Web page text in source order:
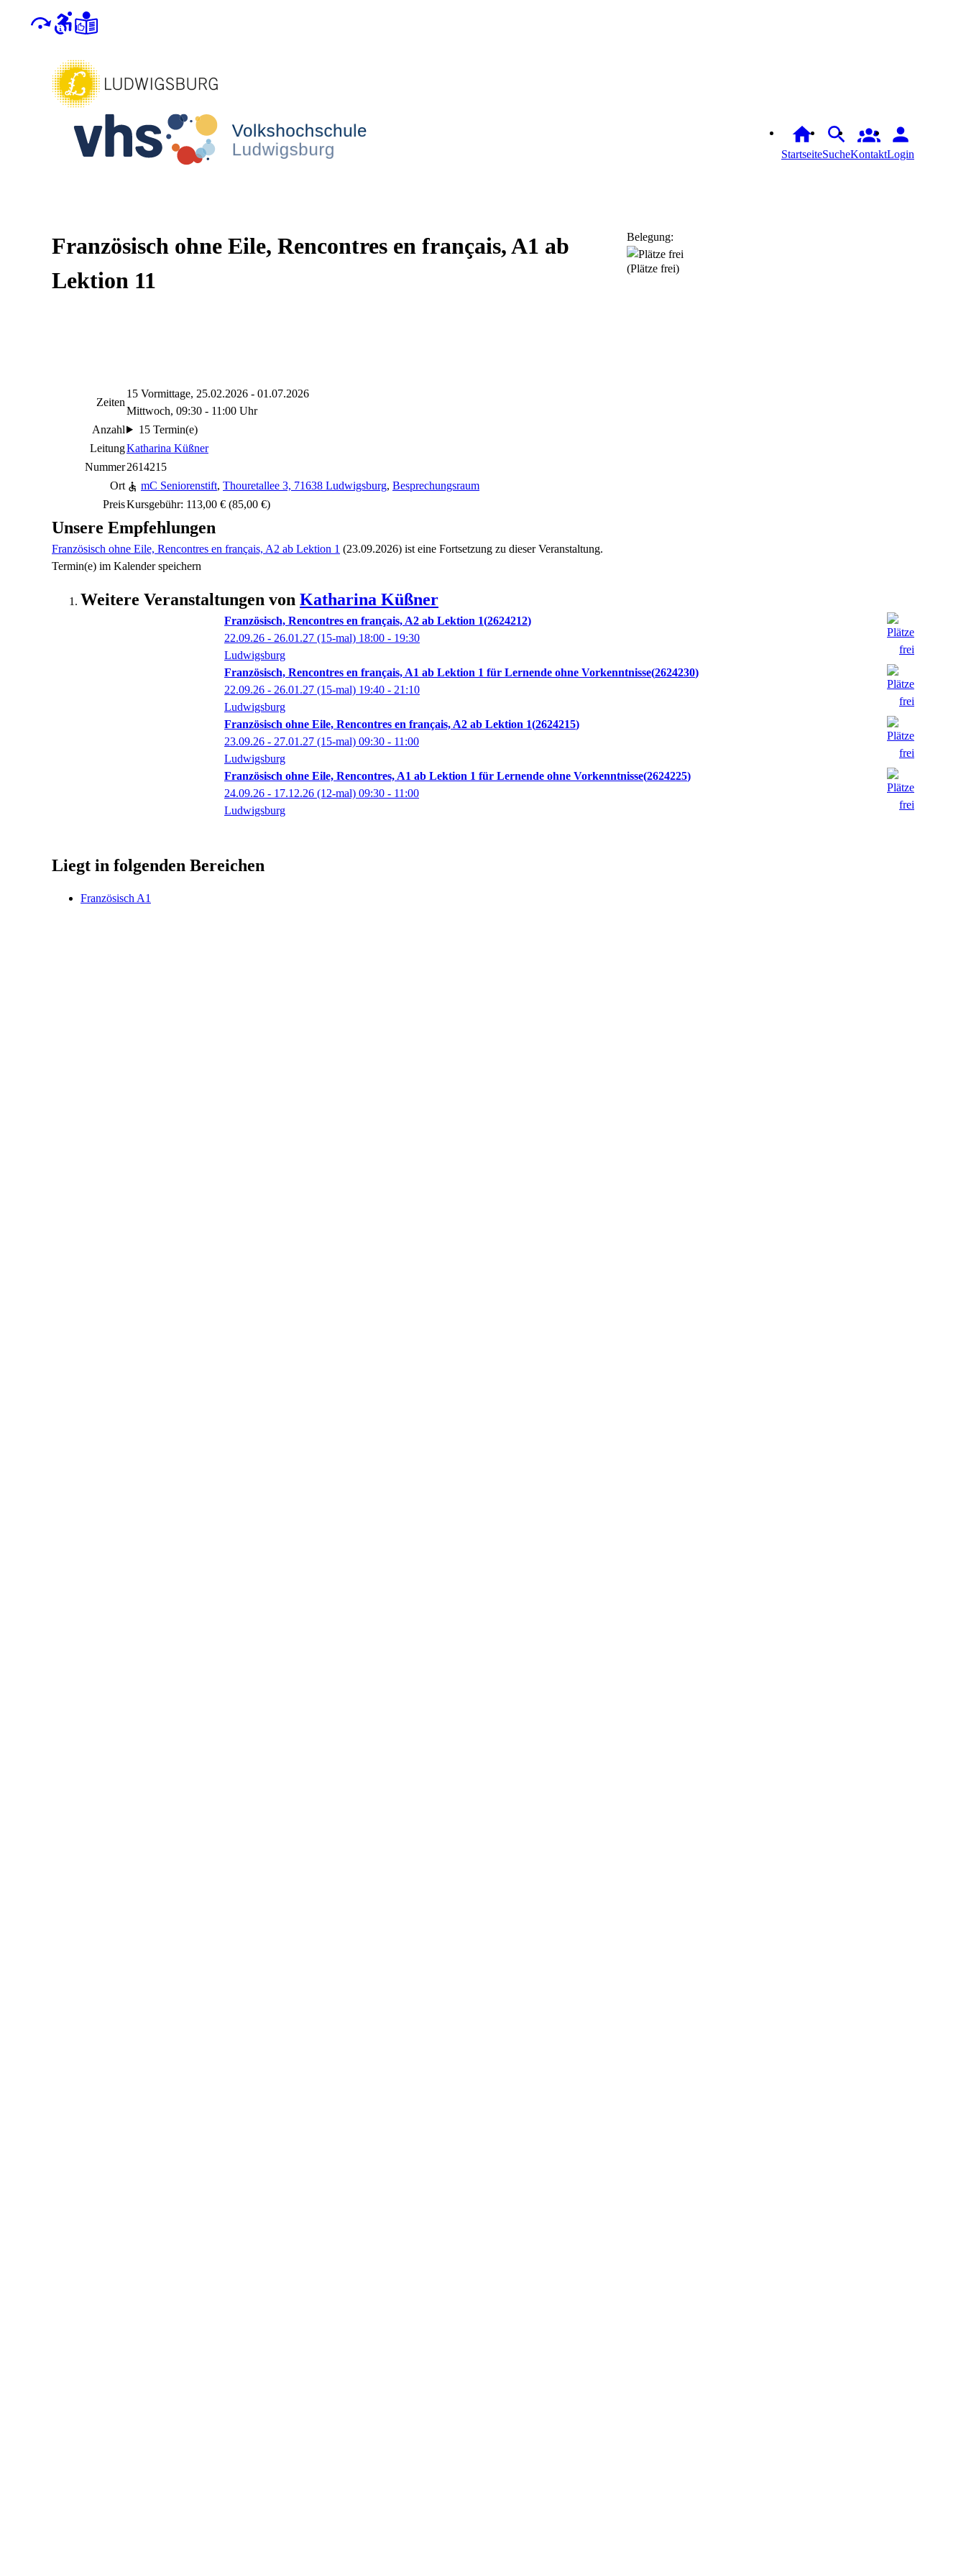
StartseiteSuche Login
Französisch ohne Eile, Rencontres en français, A1 ab
Lektion 11
Zeiten
15 Vormittage, 25.02.2026 - 01.07.2026
Mittwoch, 09:30 - 11:00 Uhr
Anzahl
15 Termin(e)
LeitungKatharina Küßner
Nummer2614215
Ort
mC Seniorenstift, Thouretallee 3, 71638 Ludwigsburg, Besprechungsraum
PreisKursgebühr: 113,00 € (85,00 €)
Belegung:
(Plätze frei)
Unsere Empfehlungen
Französisch ohne Eile, Rencontres en français, A2 ab Lektion 1 (23.09.2026) ist eine Fortsetzung zu dieser Veranstaltung.
Termin(e) im Kalender speichern
Weitere Veranstaltungen von Katharina Küßner
Französisch, Rencontres en français, A2 ab Lektion 1 2624212
22.09.26 - 26.01.27 (15-mal) 18:00 - 19:30
Ludwigsburg
Französisch, Rencontres en français, A1 ab Lektion 1 für Lernende ohne Vorkenntnisse 2624230
22.09.26 - 26.01.27 (15-mal) 19:40 - 21:10
Ludwigsburg
Französisch ohne Eile, Rencontres en français, A2 ab Lektion 1 2624215
23.09.26 - 27.01.27 (15-mal) 09:30 - 11:00
Ludwigsburg
Französisch ohne Eile, Rencontres, A1 ab Lektion 1 für Lernende ohne Vorkenntnisse 2624225
24.09.26 - 17.12.26 (12-mal) 09:30 - 11:00
Ludwigsburg
Liegt in folgenden Bereichen
Französisch A1